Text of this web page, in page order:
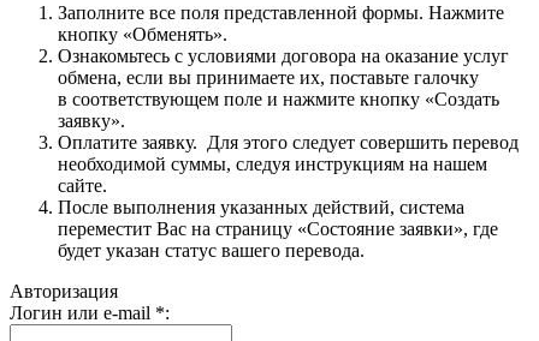
Заполните все поля представленной формы. Нажмите
кнопку «Обменять».
Ознакомьтесь с условиями договора на оказание услуг
обмена, если вы принимаете их, поставьте галочку
в соответствующем поле и нажмите кнопку «Создать
заявку».
Оплатите заявку. Для этого следует совершить перевод
необходимой суммы, следуя инструкциям на нашем
сайте.
После выполнения указанных действий, система
переместит Вас на страницу «Состояние заявки», где
будет указан статус вашего перевода.
Авторизация
Логин или e-mail *: